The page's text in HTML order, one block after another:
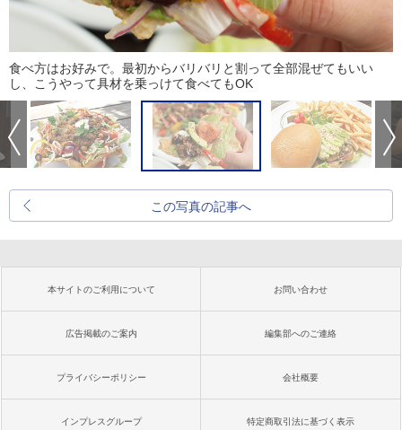
食べ方はお好みで。最初からバリバリと割って全部混ぜてもいい
し、こうやって具材を乗っけて食べてもOK
この写真の記事へ
本サイトのご利用について お問い合わせ
広告掲載のご案内 編集部へのご連絡
プライバシーポリシー 会社概要
インプレスグループ 特定商取引法に基づく表示